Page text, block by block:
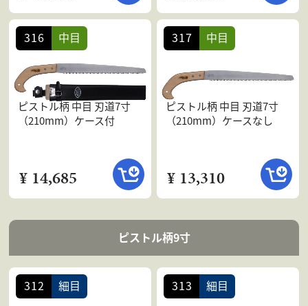
ピストル柄 中目 刃道7寸
（210mm）ケース付
¥ 14,685
316 中目
ピストル柄 中目 刃道7寸
（210mm）ケースなし
¥ 13,310
317 中目
ピストル柄9寸
312 細目 313 細目